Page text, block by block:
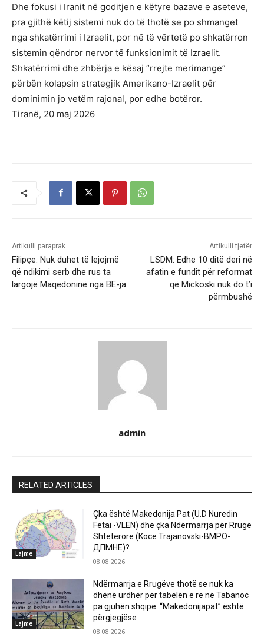
Dhe fokusi i Iranit në goditjen e këtyre bazave e aseteve,
pra gjithë këtij sistemi nuk do të thotë se po shmanget
nga shkatërrimi i Izraelit, por në të vërtetë po shkatërron
sistemin qëndror nervor të funksionimit të Izraelit.
Shkatërrimi dhe zhbërja e kësaj “rrejte merimange”
përbën kolapsin strategjik Amerikano-Izraelit për
dominimin jo vetëm rajonal, por edhe botëror.
Tiranë, 20 maj 2026
Artikulli paraprak
Filipçe: Nuk duhet të lejojmë
që ndikimi serb dhe rus ta
largojë Maqedoninë nga BE-ja
Artikulli tjetër
LSDM: Edhe 10 ditë deri në
afatin e fundit për reformat
që Mickoski nuk do t’i
përmbushë
admin
RELATED ARTICLES
Lajme
Çka është Makedonija Pat (U.D Nuredin
Fetai -VLEN) dhe çka Ndërmarrja për Rrugë
Shtetërore (Koce Trajanovski-ВМРО-
ДПМНЕ)?
08.08.2026
Lajme
Ndërmarrja e Rrugëve thotë se nuk ka
dhënë urdhër për tabelën e re në Tabanoc
pa gjuhën shqipe: “Makedonijapat” është
përgjegjëse
08.08.2026